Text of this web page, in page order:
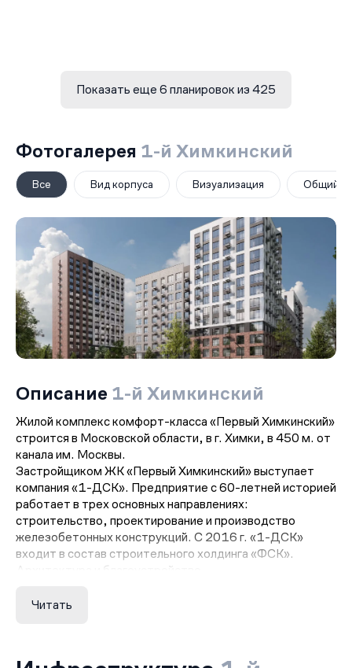
Показать еще 6 планировок из 425
Фотогалерея 1-й Химкинский
Все Вид корпуса Визуализация Общий
Описание 1-й Химкинский
Жилой комплекс комфорт-класса «Первый Химкинский»
строится в Московской области, в г. Химки, в 450 м. от
канала им. Москвы.
Застройщиком ЖК «Первый Химкинский» выступает
компания «1-ДСК». Предприятие с 60-летней историей
работает в трех основных направлениях:
строительство, проектирование и производство
железобетонных конструкций. С 2016 г. «1-ДСК»
входит в состав строительного холдинга «ФСК».
Архитектура и благоустройство
и каналом им. Москвы «1-ДСК» планирует построить
Читать